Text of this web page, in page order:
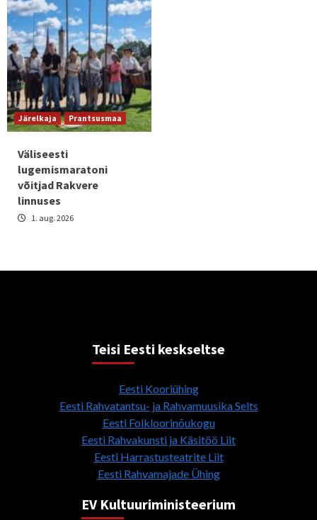
Järelkaja Prantsusmaa
Väliseesti
lugemismaratoni
võitjad Rakvere
linnuses
1. aug. 2026
Teisi Eesti keskseltse
Eesti Kooriühing
Eesti Rahvatantsu- ja Rahvamuusika Selts
Eesti Folkloorinõukogu
Eesti Rahvakunsti ja Käsitöö Liit
Eesti Harrastusteatrite Liit
Eesti Rahvamajade Ühing
EV Kultuuriministeerium